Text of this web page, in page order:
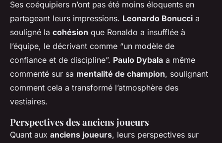
Ses coéquipiers n’ont pas été moins éloquents en
partageant leurs impressions. Leonardo Bonucci a
souligné la cohésion que Ronaldo a insufflée à
l’équipe, le décrivant comme “un modèle de
confiance et de discipline”. Paulo Dybala a même
commenté sur sa mentalité de champion, soulignant
comment cela a transformé l’atmosphère des
vestiaires.
Perspectives des anciens joueurs
Quant aux anciens joueurs, leurs perspectives sur